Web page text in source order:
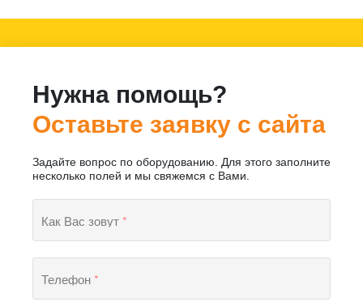
Нужна помощь?
Оставьте заявку с сайта
Задайте вопрос по оборудованию. Для этого заполните
несколько полей и мы свяжемся с Вами.
Как Вас зовут*
Телефон*